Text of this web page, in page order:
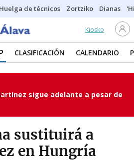
Huelga de técnicos Zortziko Dianas
Kiosko
CLASIFICACIÓN CALENDARIO
sigue adelante a pesar de
sustituirá a
en Hungría